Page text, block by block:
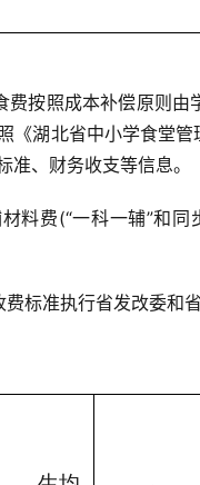
按照成本补偿原则由
《湖北省中小学食堂
、财务收支等信息。
费(“一科一辅”和同
准执行省发改委和省